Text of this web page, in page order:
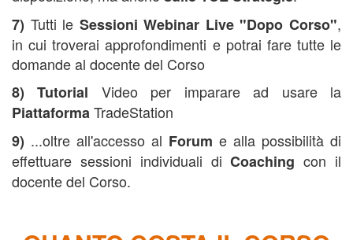
7) Tutti le Sessioni Webinar Live "Dopo Corso",
in cui troverai approfondimenti e potrai fare tutte le
domande al docente del Corso
8)
Tutorial Video per imparare ad usare la
PiattaformaTradeStation
9) ...oltre all'accesso al Forum e alla possibilità di
effettuare sessioni individuali di Coachingcon il
docente del Corso.